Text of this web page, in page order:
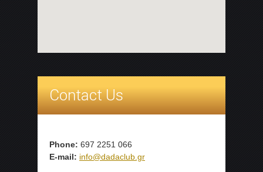
Contact Us
Phone: 697 2251 066
E-mail: info@dadaclub.gr